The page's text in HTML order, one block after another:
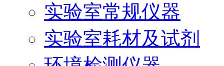
实验室常规仪器
实验室耗材及试剂